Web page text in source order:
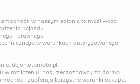
w naszym salonie to możliwość:
pojazdu
i prawnego
w warunkach autoryzowanego
dejon.otomoto.pl
w rozliczeniu: nasi rzeczoznawcy za darmo
i zaoferują korzystne warunki odkupu.